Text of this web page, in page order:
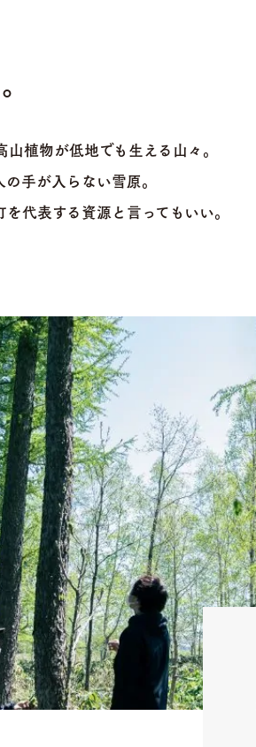
山植物が低地でも生える山々。
の手が入らない雪原。
を代表する資源と言ってもいい。